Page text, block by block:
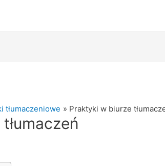
tłumaczeniowe Praktyki w biurze